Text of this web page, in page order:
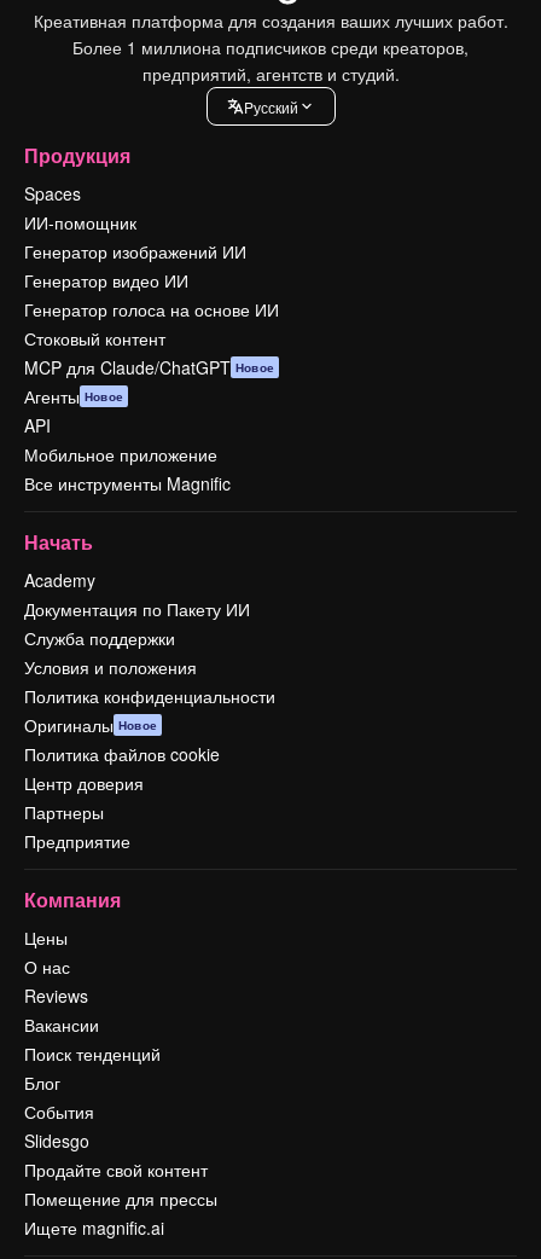
Креативная платформа для создания ваших лучших работ.
Более 1 миллиона подписчиков среди креаторов,
предприятий, агентств и студий.
Pусский
Продукция
Spaces
ИИ-помощник
Генератор изображений ИИ
Генератор видео ИИ
Генератор голоса на основе ИИ
Стоковый контент
MCP для Claude/ChatGPT Новое
Агенты Новое
API
Мобильное приложение
Все инструменты Magnific
Начать
Academy
Документация по Пакету ИИ
Служба поддержки
Условия и положения
Политика конфиденциальности
Оригиналы Новое
Политика файлов cookie
Центр доверия
Партнеры
Предприятие
Компания
Цены
О нас
Reviews
Вакансии
Поиск тенденций
Блог
События
Slidesgo
Продайте свой контент
Помещение для прессы
Ищете magnific.ai